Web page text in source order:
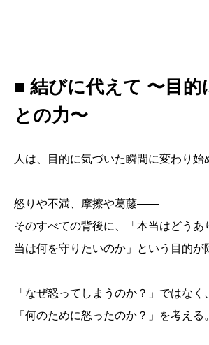
■ 結びに代えて 〜目的
との力〜
人は、目的に気づいた瞬間に変わり始
怒りや不満、摩擦や葛藤——
そのすべての背後に、「本当はどうあ
当は何を守りたいのか」という目的が
「なぜ怒ってしまうのか？」ではなく、
「何のために怒ったのか？」を考える。